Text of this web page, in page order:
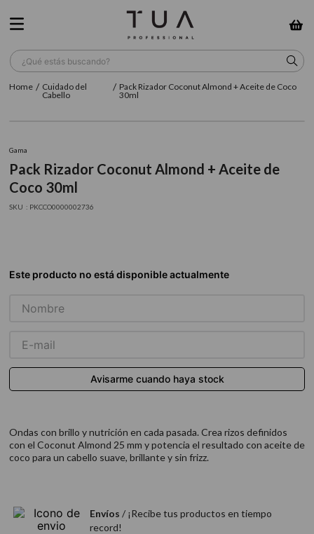
¿Qué estás buscando?
Cuidado del
Cabello
Pack Rizador Coconut Almond + Aceite de Coco
30ml
Gama
Pack Rizador Coconut Almond + Aceite de
Coco 30ml
: PKCCO0000002736
Ondas con brillo y nutrición en cada pasada. Crea rizos definidos
con el Coconut Almond 25 mm y potencia el resultado con aceite de
coco para un cabello suave, brillante y sin frizz.
Envíos / ¡Recibe tus productos en tiempo
record!
TÉRMINOS MÁS BUSCADOS
3. farmavita
7. secador
10.